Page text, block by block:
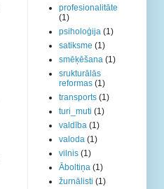
profesionalitāte
(1)
psiholoģija (1)
satiksme (1)
smēķēšana (1)
srukturālās
reformas (1)
transports (1)
turi_muti (1)
valdība (1)
valoda (1)
vilnis (1)
Āboltiņa (1)
žurnālisti (1)